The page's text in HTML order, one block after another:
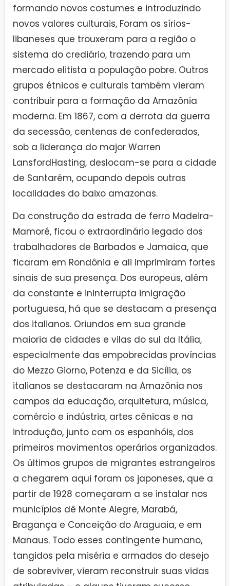
formando novos costumes e introduzindo
novos valores culturais, Foram os sírios-
libaneses que trouxeram para a região o
sistema do crediário, trazendo para um
mercado elitista a população pobre. Outros
grupos étnicos e culturais também vieram
contribuir para a formação da Amazônia
moderna. Em 1867, com a derrota da guerra
da secessão, centenas de confederados,
sob a liderança do major Warren
LansfordHasting, deslocam-se para a cidade
de Santarém, ocupando depois outras
localidades do baixo amazonas.
Da construção da estrada de ferro Madeira-
Mamoré, ficou o extraordinário legado dos
trabalhadores de Barbados e Jamaica, que
ficaram em Rondônia e ali imprimiram fortes
sinais de sua presença. Dos europeus, além
da constante e ininterrupta imigração
portuguesa, há que se destacam a presença
dos italianos. Oriundos em sua grande
maioria de cidades e vilas do sul da Itália,
especialmente das empobrecidas províncias
do Mezzo Giorno, Potenza e da Sicília, os
italianos se destacaram na Amazônia nos
campos da educação, arquitetura, música,
comércio e indústria, artes cênicas e na
introdução, junto com os espanhóis, dos
primeiros movimentos operários organizados.
Os últimos grupos de migrantes estrangeiros
a chegarem aqui foram os japoneses, que a
partir de 1928 começaram a se instalar nos
municípios dê Monte Alegre, Marabá,
Bragança e Conceição do Araguaia, e em
Manaus. Todo esses contingente humano,
tangidos pela miséria e armados do desejo
de sobreviver, vieram reconstruir suas vidas